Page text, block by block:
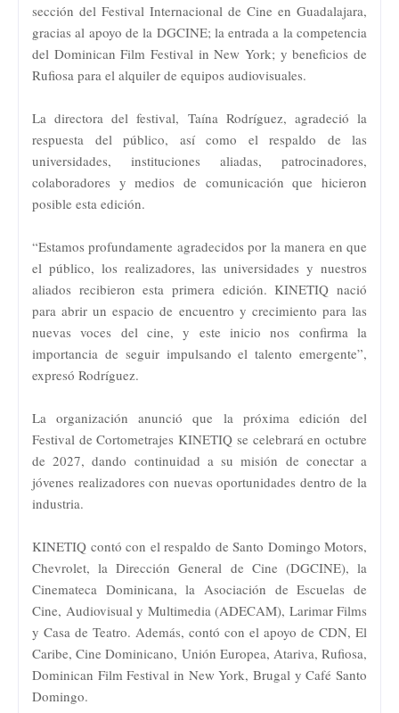
sección del Festival Internacional de Cine en Guadalajara,
gracias al apoyo de la DGCINE; la entrada a la competencia
del Dominican Film Festival in New York; y beneficios de
Rufiosa para el alquiler de equipos audiovisuales.
La directora del festival, Taína Rodríguez, agradeció la
respuesta del público, así como el respaldo de las
universidades, instituciones aliadas, patrocinadores,
colaboradores y medios de comunicación que hicieron
posible esta edición.
“Estamos profundamente agradecidos por la manera en que
el público, los realizadores, las universidades y nuestros
aliados recibieron esta primera edición. KINETIQ nació
para abrir un espacio de encuentro y crecimiento para las
nuevas voces del cine, y este inicio nos confirma la
importancia de seguir impulsando el talento emergente”,
expresó Rodríguez.
La organización anunció que la próxima edición del
Festival de Cortometrajes KINETIQ se celebrará en octubre
de 2027, dando continuidad a su misión de conectar a
jóvenes realizadores con nuevas oportunidades dentro de la
industria.
KINETIQ contó con el respaldo de Santo Domingo Motors,
Chevrolet, la Dirección General de Cine (DGCINE), la
Cinemateca Dominicana, la Asociación de Escuelas de
Cine, Audiovisual y Multimedia (ADECAM), Larimar Films
y Casa de Teatro. Además, contó con el apoyo de CDN, El
Caribe, Cine Dominicano, Unión Europea, Atariva, Rufiosa,
Dominican Film Festival in New York, Brugal y Café Santo
Domingo.